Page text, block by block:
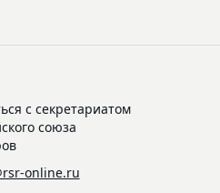
с секретариатом
союза
online.ru